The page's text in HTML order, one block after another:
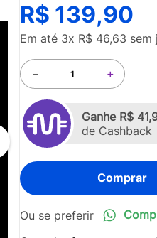
R$ 139,90
Em até 3x R$ 46,63 sem
＋
－
Ganhe R$
de Cashback
Comprar